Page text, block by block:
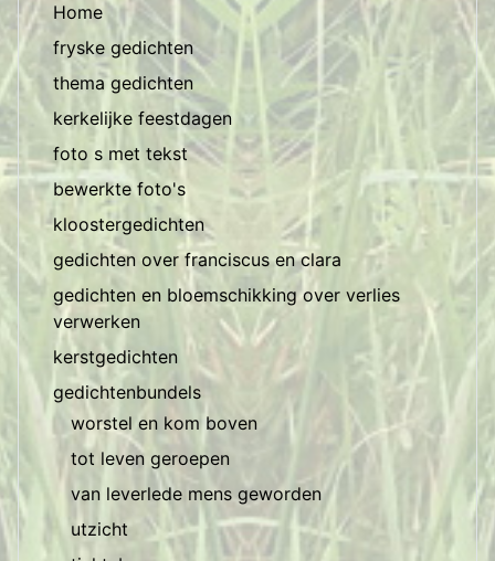
Home
fryske gedichten
thema gedichten
kerkelijke feestdagen
foto s met tekst
bewerkte foto's
kloostergedichten
gedichten over franciscus en clara
gedichten en bloemschikking over verlies
verwerken
kerstgedichten
gedichtenbundels
worstel en kom boven
tot leven geroepen
van leverlede mens geworden
utzicht